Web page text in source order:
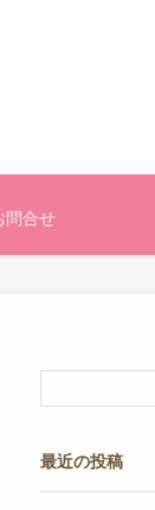
問合せ
最近の投稿